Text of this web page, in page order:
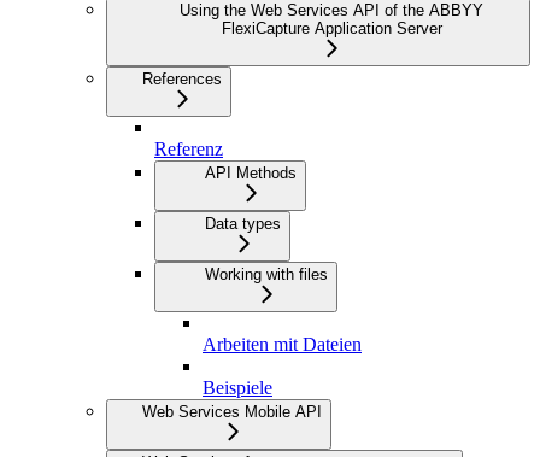
Using the Web Services API of the ABBYY
FlexiCapture Application Server
References
Referenz
API Methods
Data types
Working with files
Arbeiten mit Dateien
Beispiele
Web Services Mobile API